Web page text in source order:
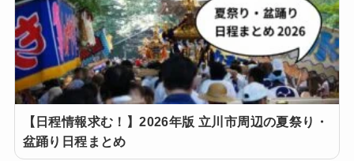
【日程情報求む！】2026年版 立川市周辺の夏祭り・
盆踊り日程まとめ